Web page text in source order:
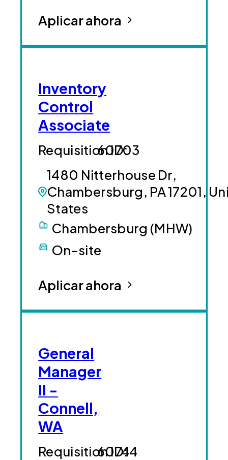
Aplicar ahora
Inventory
Control
Associate
1480 Nitterhouse Dr,
Chambersburg, PA 17201,
States
60703
Chambersburg (MHW)
On-site
Aplicar ahora
General
Manager
II -
Connell,
WA
60744